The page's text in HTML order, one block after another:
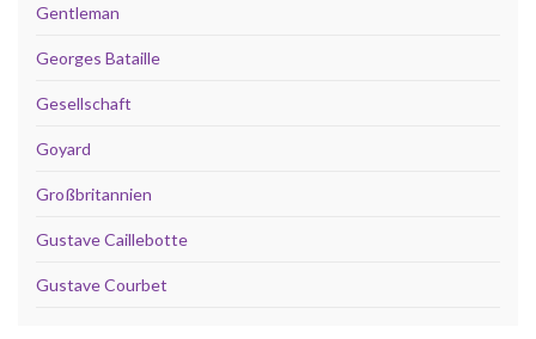
Gentleman
Georges Bataille
Gesellschaft
Goyard
Großbritannien
Gustave Caillebotte
Gustave Courbet